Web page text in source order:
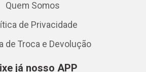
Quem Somos
de Privacidade
de Troca e Devolução
já nosso APP